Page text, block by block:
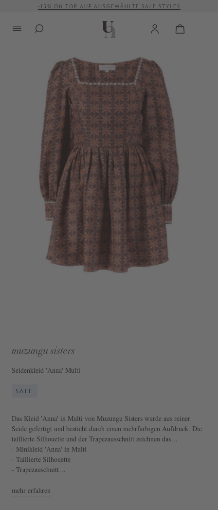
springen-15% ON TOP AUF AUSGEWÄHLTE SALE STYLES
muzungu sisters
Seidenkleid 'Anna' Multi
SALE
Das Kleid 'Anna' in Multi von Muzungu Sisters wurde aus reiner
Seide gefertigt und besticht durch einen mehrfarbigen Aufdruck. Die
taillierte Silhouette und der Trapezausschnitt zeichnen das
sommerliche Modell aus. Die Stickerei am Ausschnitt und den
Manschetten setzt einen verspielten Akzent.
- Minikleid 'Anna' in Multi
- Taillierte Silhouette
- Trapezauschnitt
mehr erfahren